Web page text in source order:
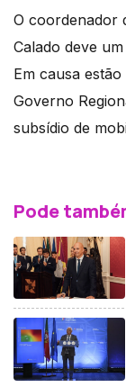
O coordenador
Calado deve
Em causa
Governo
subsídio de
Pode